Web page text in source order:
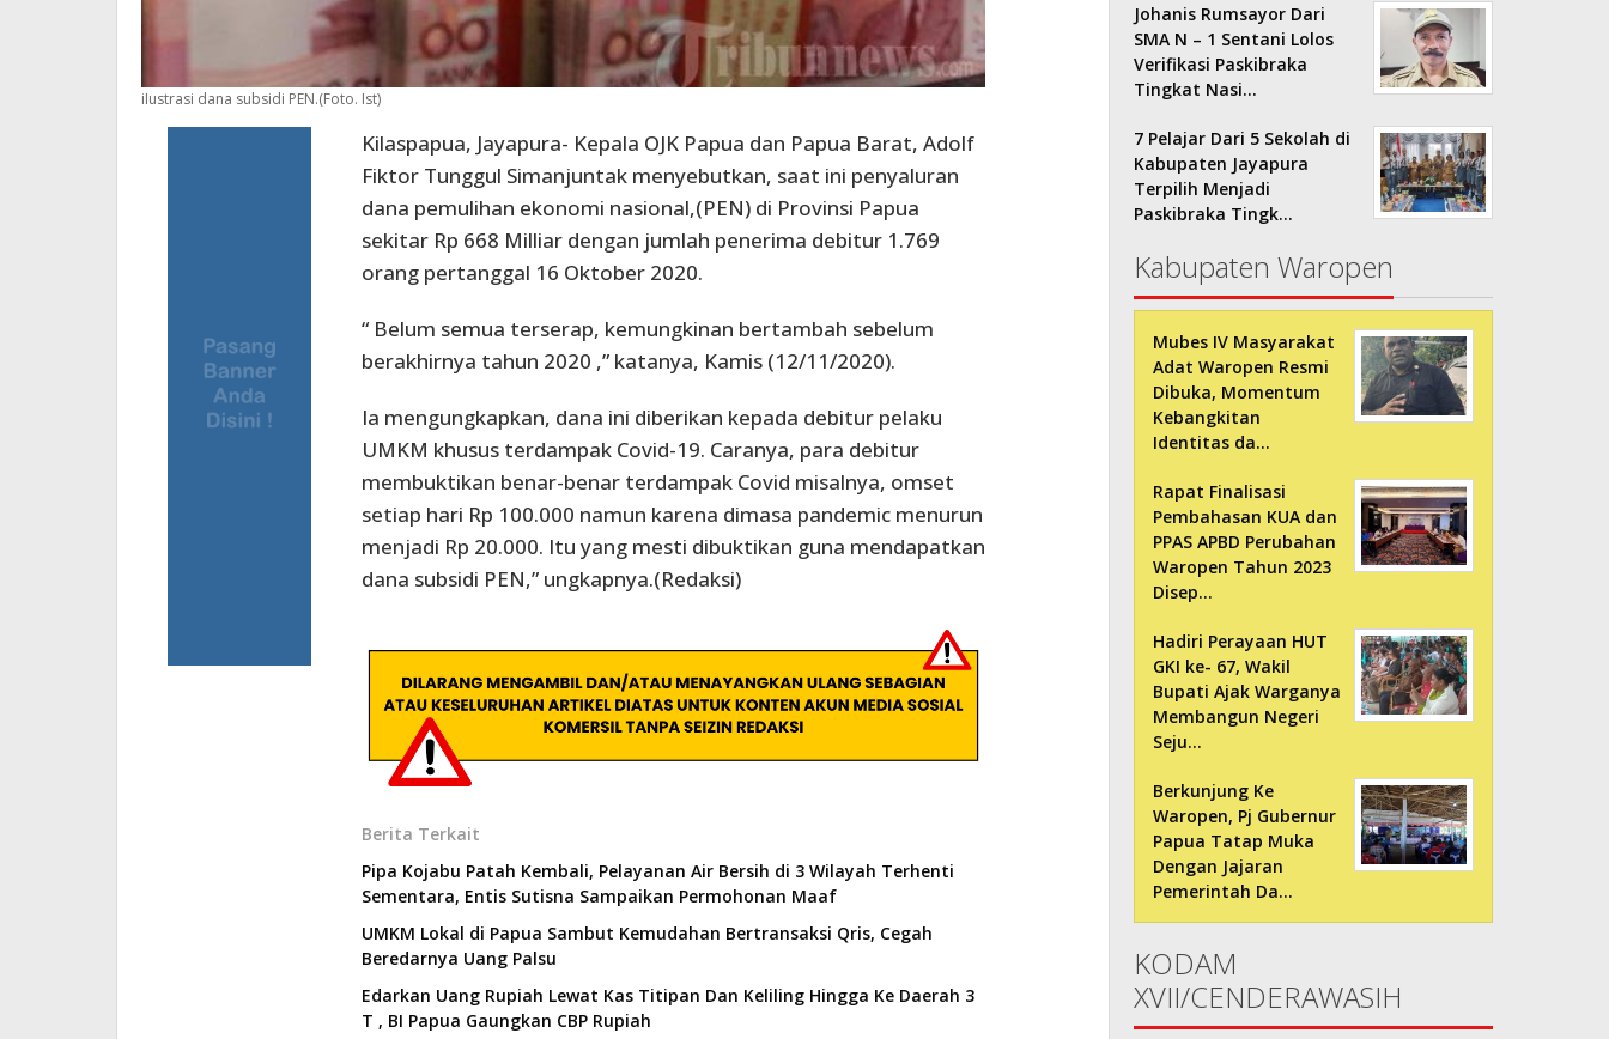
iIustrasi dana subsidi PEN.(Foto. Ist)
Kilaspapua, Jayapura- Kepala OJK Papua dan Papua Barat, Adolf
Fiktor Tunggul Simanjuntak menyebutkan, saat ini penyaluran
dana pemulihan ekonomi nasional,(PEN) di Provinsi Papua
sekitar Rp 668 Milliar dengan jumlah penerima debitur 1.769
orang pertanggal 16 Oktober 2020.
“ Belum semua terserap, kemungkinan bertambah sebelum
berakhirnya tahun 2020 ,” katanya, Kamis (12/11/2020).
Ia mengungkapkan, dana ini diberikan kepada debitur pelaku
UMKM khusus terdampak Covid-19. Caranya, para debitur
membuktikan benar-benar terdampak Covid misalnya, omset
setiap hari Rp 100.000 namun karena dimasa pandemic menurun
menjadi Rp 20.000. Itu yang mesti dibuktikan guna mendapatkan
dana subsidi PEN,” ungkapnya.(Redaksi)
Berita Terkait
Pipa Kojabu Patah Kembali, Pelayanan Air Bersih di 3 Wilayah Terhenti
Sementara, Entis Sutisna Sampaikan Permohonan Maaf
UMKM Lokal di Papua Sambut Kemudahan Bertransaksi Qris, Cegah
Beredarnya Uang Palsu
Edarkan Uang Rupiah Lewat Kas Titipan Dan Keliling Hingga Ke Daerah 3
T , BI Papua Gaungkan CBP Rupiah
Johanis Rumsayor Dari
SMA N – 1 Sentani Lolos
Verifikasi Paskibraka
Tingkat Nasi…
7 Pelajar Dari 5 Sekolah di
Kabupaten Jayapura
Terpilih Menjadi
Paskibraka Tingk…
Kabupaten Waropen
Mubes IV Masyarakat
Adat Waropen Resmi
Dibuka, Momentum
Kebangkitan
Identitas da…
Rapat Finalisasi
Pembahasan KUA dan
PPAS APBD Perubahan
Waropen Tahun 2023
Disep…
Hadiri Perayaan HUT
GKI ke- 67, Wakil
Bupati Ajak Warganya
Membangun Negeri
Seju…
Berkunjung Ke
Waropen, Pj Gubernur
Papua Tatap Muka
Dengan Jajaran
Pemerintah Da…
KODAM
XVII/CENDERAWASIH